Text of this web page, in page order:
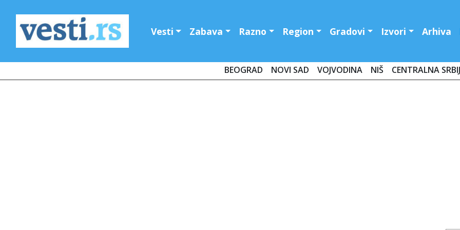
Vesti Zabava Razno Region Gradovi Izvori Arhiva
BEOGRAD NOVI SAD VOJVODINA NIŠ CENTRALNA